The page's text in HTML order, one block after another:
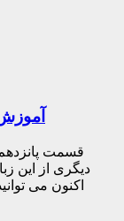
قسمت
دیگری از این
اکنون می